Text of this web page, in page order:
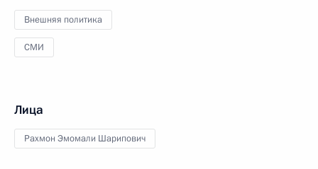
Внешняя политика
СМИ
Лица
Рахмон Эмомали Шарипович